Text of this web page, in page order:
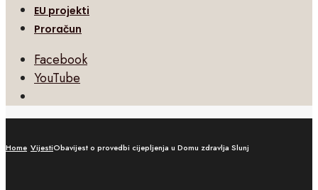
EU projekti
Proračun
Facebook
YouTube
Search
Home VijestiObavijest o provedbi cijepljenja u Domu zdravlja Slunj